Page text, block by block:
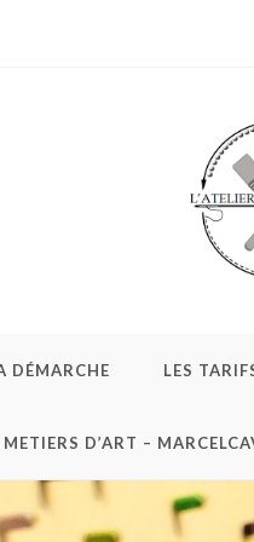
DÉMARCHE LES
D’ART –